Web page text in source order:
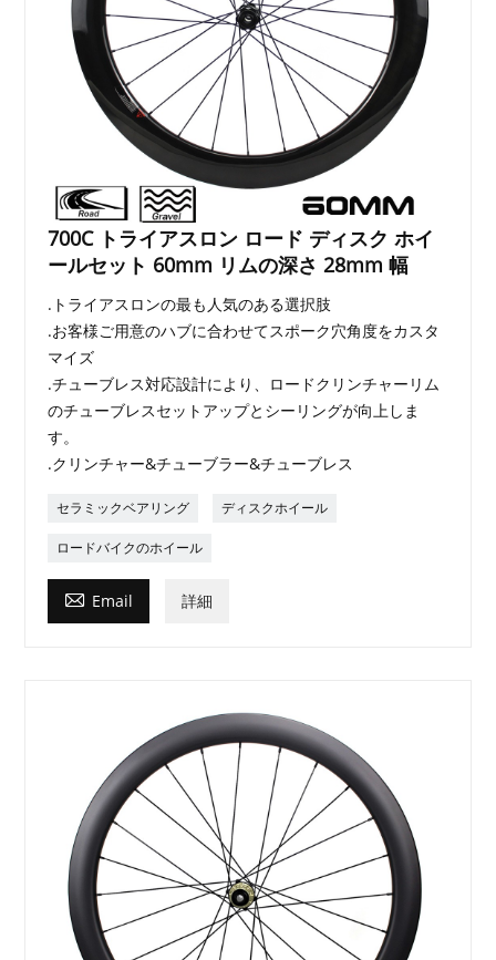
700C トライアスロン ロード ディスク ホイ
ールセット 60mm リムの深さ 28mm 幅
.トライアスロンの最も人気のある選択肢
.お客様ご用意のハブに合わせてスポーク穴角度をカスタ
マイズ
.チューブレス対応設計により、ロードクリンチャーリム
のチューブレスセットアップとシーリングが向上しま
す。
.クリンチャー&チューブラー&チューブレス
セラミックベアリング ディスクホイール
ロードバイクのホイール
 Email 詳細